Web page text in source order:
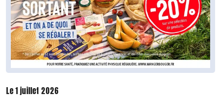
Le 1 juillet 2026